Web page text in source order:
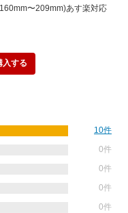
〜209mm)あす楽対応
入する
10件
0件
0件
0件
0件